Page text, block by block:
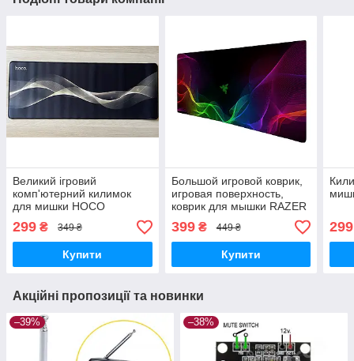
Великий ігровий
комп'ютерний килимок
для мишки HOCO
70x30см
299 ₴ 349 ₴
Купити
Большой игровой коврик,
игровая поверхность,
коврик для мышки RAZER
90х40см
399₴ 449 ₴
Купити
299
Акційні пропозиції та новинки
–39% –38%